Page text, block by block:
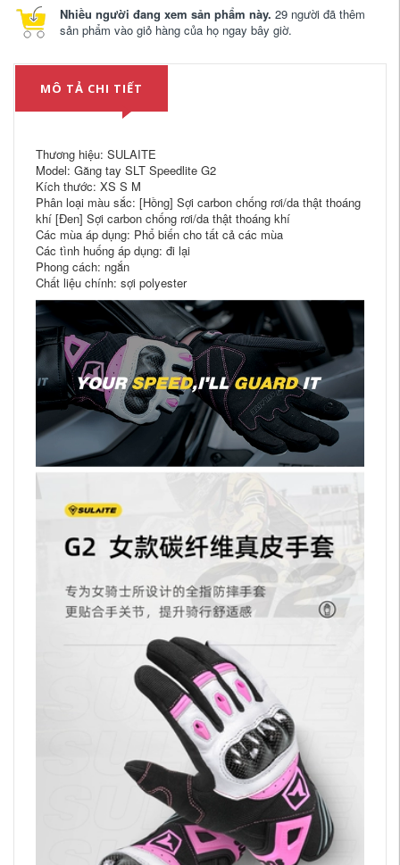
Nhiều người đang xem sản phẩm này. 29 người đã thêm
sản phẩm vào giỏ hàng của họ ngay bây giờ.
MÔ TẢ CHI TIẾT
Thương hiệu: SULAITE
Model: Găng tay SLT Speedlite G2
Kích thước: XS S M
Phân loại màu sắc: [Hồng] Sợi carbon chống rơi/da thật thoáng
khí [Đen] Sợi carbon chống rơi/da thật thoáng khí
Các mùa áp dụng: Phổ biến cho tất cả các mùa
Các tình huống áp dụng: đi lại
Phong cách: ngắn
Chất liệu chính: sợi polyester